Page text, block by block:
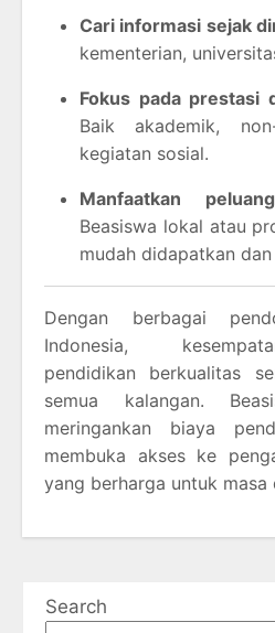
Cari informasi sejak
kementerian,
Fokus pada prestasi
Baik akademik,
kegiatan sosial.
Manfaatkan
Beasiswa lokal atau
mudah didapatkan
Dengan berbagai
Indonesia,
pendidikan berkualitas
semua kalangan.
meringankan biaya
membuka akses ke
yang berharga untuk masa
Search